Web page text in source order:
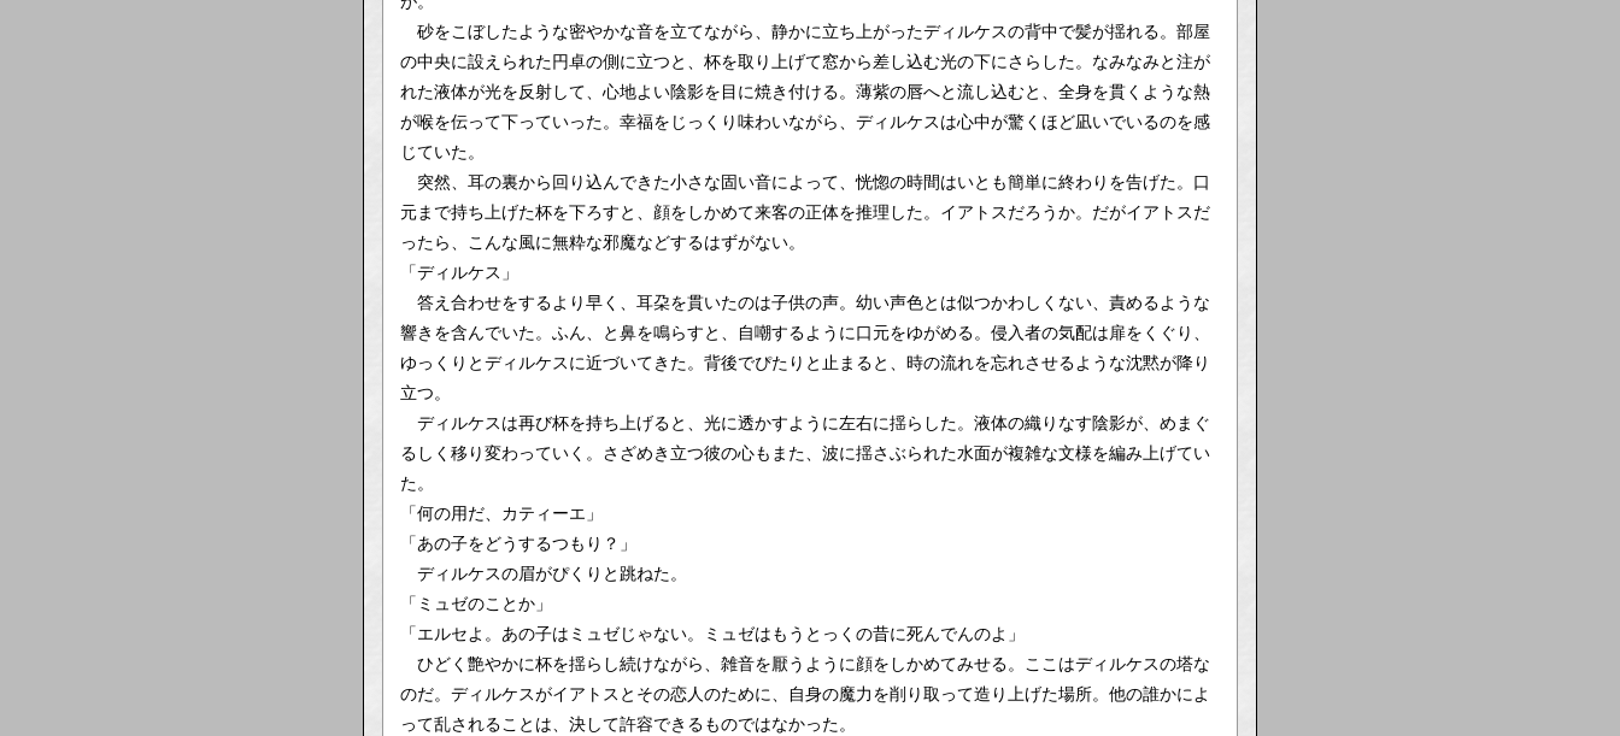
砂をこぼしたような密やかな音を立てながら、静かに立ち上がったディルケスの背中で髪が揺れる。部屋
の中央に設えられた円卓の側に立つと、杯を取り上げて窓から差し込む光の下にさらした。なみなみと注が
れた液体が光を反射して、心地よい陰影を目に焼き付ける。薄紫の唇へと流し込むと、全身を貫くような熱
が喉を伝って下っていった。幸福をじっくり味わいながら、ディルケスは心中が驚くほど凪いでいるのを感
じていた。
突然、耳の裏から回り込んできた小さな固い音によって、恍惚の時間はいとも簡単に終わりを告げた。口
元まで持ち上げた杯を下ろすと、顔をしかめて来客の正体を推理した。イアトスだろうか。だがイアトスだ
ったら、こんな風に無粋な邪魔などするはずがない。
「ディルケス」
答え合わせをするより早く、耳朶を貫いたのは子供の声。幼い声色とは似つかわしくない、責めるような
響きを含んでいた。ふん、と鼻を鳴らすと、自嘲するように口元をゆがめる。侵入者の気配は扉をくぐり、
ゆっくりとディルケスに近づいてきた。背後でぴたりと止まると、時の流れを忘れさせるような沈黙が降り
立つ。
ディルケスは再び杯を持ち上げると、光に透かすように左右に揺らした。液体の織りなす陰影が、めまぐ
るしく移り変わっていく。さざめき立つ彼の心もまた、波に揺さぶられた水面が複雑な文様を編み上げてい
た。
「何の用だ、カティーエ」
「あの子をどうするつもり？」
ディルケスの眉がぴくりと跳ねた。
「ミュゼのことか」
「エルセよ。あの子はミュゼじゃない。ミュゼはもうとっくの昔に死んでんのよ」
ひどく艶やかに杯を揺らし続けながら、雑音を厭うように顔をしかめてみせる。ここはディルケスの塔な
のだ。ディルケスがイアトスとその恋人のために、自身の魔力を削り取って造り上げた場所。他の誰かによ
って乱されることは、決して許容できるものではなかった。